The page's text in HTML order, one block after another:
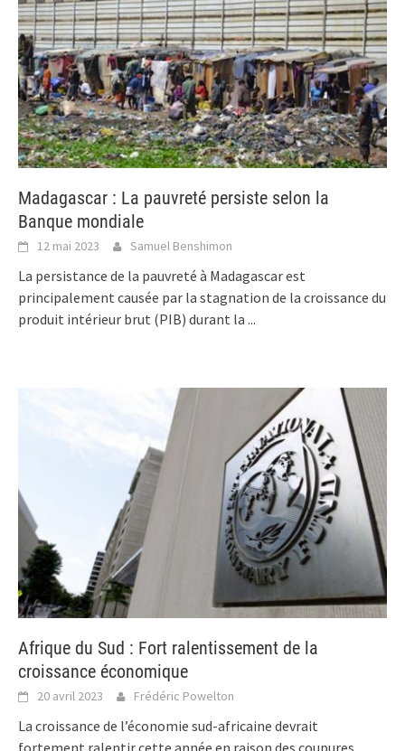
Madagascar : La pauvreté persiste selon la
Banque mondiale
12 mai 2023 Samuel Benshimon
La persistance de la pauvreté à Madagascar est
principalement causée par la stagnation de la croissance du
produit intérieur brut (PIB) durant la ...
Afrique du Sud : Fort ralentissement de la
croissance économique
20 avril 2023 Frédéric Powelton
La croissance de l’économie sud-africaine devrait